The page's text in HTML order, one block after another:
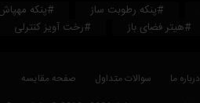
#پنکه رطوبت ساز
#پنکه
#هیتر فضای باز #رخت آویز کنترلی
درباره ما سوالات متداول صفحه مقایسه